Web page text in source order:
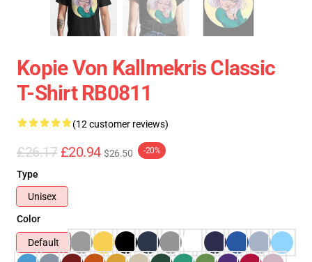
Kopie Von Kallmekris Classic
T-Shirt RB0811
(12 customer reviews)
£26.17 £20.94 $26.50 -20%
Type
Unisex
Color
Default